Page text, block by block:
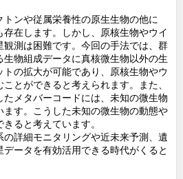
ンや従属栄養性の原生生物の他に
在します。しかし、原核生物やウイ
観測は困難です。今回の手法では、群
物組成データに真核微生物以外の生
の拡大が可能であり、原核生物やウ
とができると考えられます。また、
メタバーコードには、未知の微生物
す。こうした未知の微生物の動態や
ると考えています。
詳細モニタリングや近未来予測、遺
ータを有効活用できる時代がくると